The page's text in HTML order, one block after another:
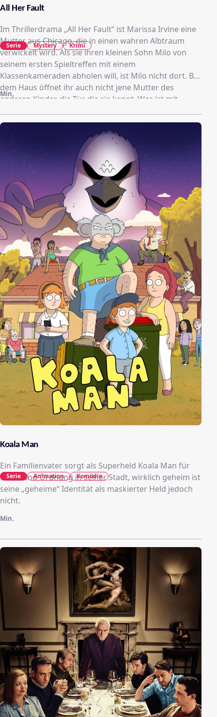
All Her Fault
Im Thrillerdrama „All Her Fault“ ist Marissa Irvine eine
Mutter aus Chicago, die in einen wahren Albtraum
verwickelt wird. Als sie ihren kleinen Sohn Milo von
seinem ersten Spieltreffen mit einem
Klassenkameraden abholen will, ist Milo nicht dort. Bei
dem Haus öffnet ihr auch nicht jene Mutter des
anderen Kindes die Tür, die sie kennt. Was ist mit
Min.
Serie Mystery Krimi
Koala Man
Ein Familienvater sorgt als Superheld Koala Man für
Recht und Ordnung in seiner Stadt, wirklich geheim ist
seine „geheime“ Identität als maskierter Held jedoch
nicht.
Min.
Serie Animation Komödie